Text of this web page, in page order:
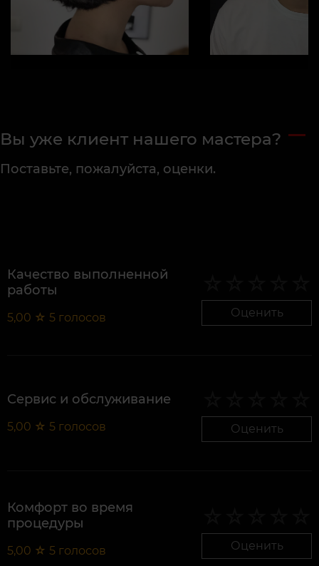
Вы уже клиент нашего мастера?
Поставьте, пожалуйста, оценки.
Качество выполненной
работы
5,00 ☆ 5 голосов Оценить
Сервис и обслуживание
5,00 ☆ 5 голосов Оценить
Комфорт во время
процедуры
5,00 ☆ 5 голосов Оценить